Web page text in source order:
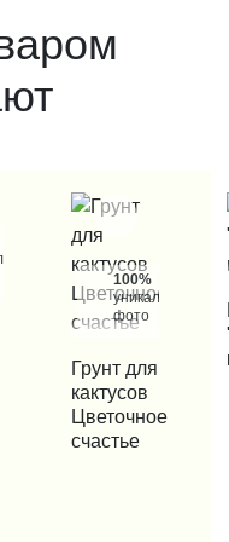
100%
уникальные
фото
КУПИТЬ В 1 КЛИК
Грунт для
кактусов
Цветочное
счастье